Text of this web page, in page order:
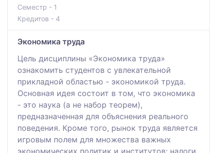
Семестр - 1
Кредитов - 4
Экономика труда
Цель дисциплины «Экономика труда»
ознакомить студентов с увлекательной
прикладной областью - экономикой труда.
Основная идея состоит в том, что экономика
- это наука (а не набор теорем),
предназначенная для объяснения реального
поведения. Кроме того, рынок труда является
игровым полем для множества важных
экономических политик и институтов: налоги